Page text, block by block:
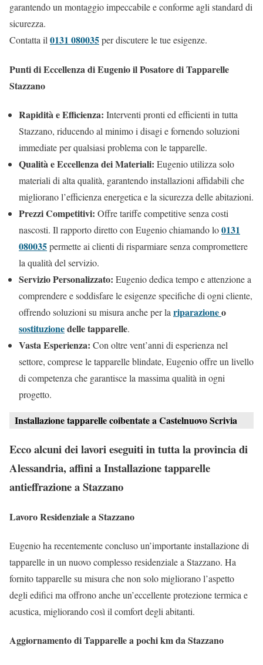
garantendo un montaggio impeccabile e conforme agli standard di
sicurezza.
Contatta il0131 080035per discutere le tue esigenze.
Punti di Eccellenza di Eugenio il Posatore di Tapparelle
Stazzano
Rapidità e Efficienza: Interventi pronti ed efficienti in tutta
Stazzano, riducendo al minimo i disagi e fornendo soluzioni
immediate per qualsiasi problema con le tapparelle.
Qualità e Eccellenza dei Materiali: Eugenio utilizza solo
materiali di alta qualità, garantendo installazioni affidabili che
migliorano l’efficienza energetica e la sicurezza delle abitazioni.
Prezzi Competitivi: Offre tariffe competitive senza costi
nascosti. Il rapporto diretto con Eugenio chiamando lo0131
080035permette ai clienti di risparmiare senza compromettere
la qualità del servizio.
Servizio Personalizzato: Eugenio dedica tempo e attenzione a
comprendere e soddisfare le esigenze specifiche di ogni cliente,
offrendo soluzioni su misura anche per la riparazioneo
sostituzionedelle tapparelle.
Vasta Esperienza: Con oltre vent’anni di esperienza nel
settore, comprese le tapparelle blindate, Eugenio offre un livello
di competenza che garantisce la massima qualità in ogni
progetto.
Installazione tapparelle coibentate a Castelnuovo Scrivia
Ecco alcuni dei lavori eseguiti in tutta la provincia di
Alessandria, affini a Installazione tapparelle
antieffrazione a Stazzano
Lavoro Residenziale a Stazzano
Eugenio ha recentemente concluso un’importante installazione di
tapparelle in un nuovo complesso residenziale a Stazzano. Ha
fornito tapparelle su misura che non solo migliorano l’aspetto
degli edifici ma offrono anche un’eccellente protezione termica e
acustica, migliorando così il comfort degli abitanti.
Aggiornamento di Tapparelle a pochi km da Stazzano